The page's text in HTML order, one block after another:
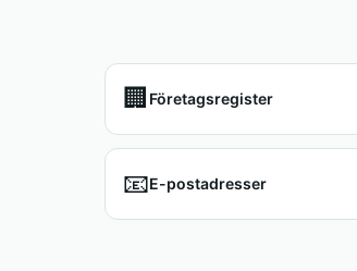
🏢 Företagsregister
📧E-postadresser